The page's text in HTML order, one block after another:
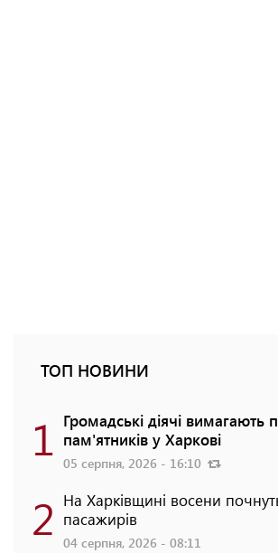
ТОП НОВИНИ
1 Громадські діячі вимагають
пам'ятників у Харкові
05 серпня, 2026 - 16:10
2 На Харківщині восени
пасажирів
04 серпня, 2026 - 08:11